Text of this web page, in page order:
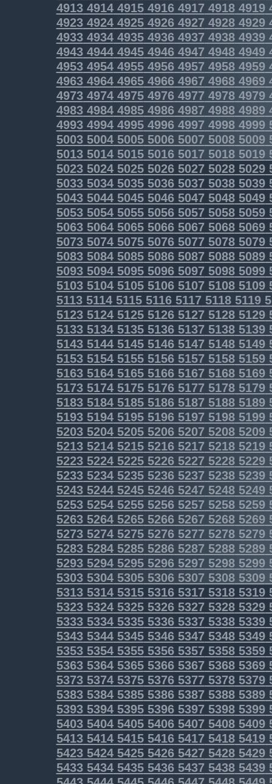
49134914491549164917 49184919
4923492449254926492749284929
49334934493549364937 49384939
49434944494549464947 49484949
49534954495549564957 49584959
49634964496549664967 49684969
49734974497549764977 49784979
49834984498549864987 49884989
49934994499549964997 49984999
50035004500550065007 50085009
50135014501550165017 50185019
5023502450255026502750285029
5033503450355036503750385039
5043504450455046504750485049
5053505450555056505750585059
5063506450655066506750685069
5073507450755076507750785079
5083508450855086508750885089
5093509450955096509750985099
5103510451055106510751085109
5113511451155116511751185119
5123512451255126512751285129
5133513451355136513751385139
5143514451455146514751485149
5153515451555156515751585159
5163516451655166516751685169
5173517451755176517751785179
5183518451855186518751885189
51935194519551965197 51985199
52035204520552065207 52085209
5213521452155216521752185219
52235224522552265227 52285229
52335234523552365237 52385239
52435244524552465247 52485249
52535254525552565257 52585259
52635264526552665267 52685269
52735274527552765277 52785279
52835284528552865287 52885289
52935294529552965297 52985299
53035304530553065307 53085309
5313531453155316531753185319
5323532453255326532753285329
5333533453355336533753385339
5343534453455346534753485349
5353535453555356535753585359
5363536453655366536753685369
5373537453755376537753785379
5383538453855386538753885389
5393539453955396539753985399
5403540454055406540754085409
5413541454155416541754185419
5423542454255426542754285429
5433543454355436543754385439